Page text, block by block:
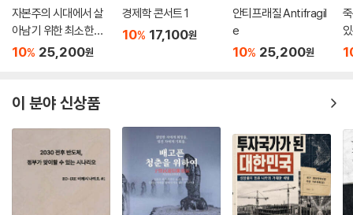
합경제였다. 법치라면 모름지기 법을 집행할 권한을 지닌 정부를 필요로
한다. 어떤 사회든 생존하고 번영하려면 사적 이익 추구를 장기적인 공적
목적에 종속시켜야 한다. 미국의 외교는 그러한 원리에 맞서 싸우고 있다.
의 모습은 탄광과 구리 광산이 분화구처럼 변하고 지표면의 식생과 표토가
집행할 수 있는 것은 선거로 구성한 정부가 아니라 군벌 같은 기업들이다.
정부는 그것에 부속된 행정기구가 될 것이다. 바로 이것이 사회주의와 야
만 사이의 투쟁이다.
---「CHAPTER 07. 식량과 석유, 광업, 천연자원의 지대, 244쪽」중에서
우리는 오늘날 미국을 비롯한 서구 국가들이 과거의 경제적 동력을 상실한
현실을 타산지석으로 삼아야 한다. 책에서 허드슨은 소수의 지대 수취자
계급이 서구의 경제 통제권을 장악하고, 빚에 시달리는 노동자와 고비용에
급이 경제적 지대를 가져간 탓에 산업 생산 비용에 거품이 생기면서 초래
된 결과다. 금융화한 체제는 서구 경제를 양극화함으로써 몰락을 재촉하고
허드슨은 세계적 부채 디플레이션과 신냉전 제국주의를 피하기 위한 대안
으로 ‘탈달러화’와 ‘탈사영화(탈민영화)’를 제시한다. 바로 “세습 지주 계
자본주의 시대에서 살
아남기 위한 최소한의
경제 공부
10% 25,200원
경제학 콘서트 1
10% 17,100원
안티프래질 Antifragil
e
10% 25,200원
이 분야 신상품